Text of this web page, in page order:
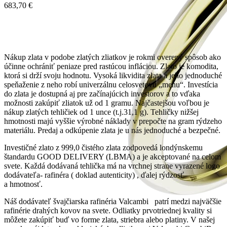
683,70 €
Nákup zlata v podobe zlatých zliatkov je rokmi overený spôsob ako
účinne ochrániť peniaze pred rastúcou infláciou. Zlato je komodita,
ktorá si drží svoju hodnotu. Vysoká likvidita zlata a jeho jednoduché
speňaženie z neho robí univerzálnu celosvetovú „menu“. Investícia
do zlata je dostupná aj pre začínajúcich investorov a to vďaka
možnosti zakúpiť zliatok už od 1 gramu. Najčastejšou voľbou je
nákup zlatých tehličiek od 1 unce (t.j.31,1 g). Tehličky nižšej
hmotnosti majú vyššie výrobné náklady v prepočte na gram rýdzeho
materiálu. Predaj a odkúpenie zlata je u nás jednoduché a bezpečné.
Investičné zlato z 999,0 čistého zlata zodpovedá londýnskemu
štandardu GOOD DELIVERY (LBMA) a je akceptované na celom
svete. Každá dodávaná tehlička má na vrchnej strane vyrazené logo
dodávateľa- rafinéra ( doklad autenticity) , ďalej rýdzosť
a hmotnosť.
Náš dodávateľ švajčiarska rafinéria Valcambi patrí medzi najväčšie
rafinérie drahých kovov na svete. Odliatky prvotriednej kvality si
môžete zakúpiť buď vo forme zlata, striebra alebo platiny. V našej